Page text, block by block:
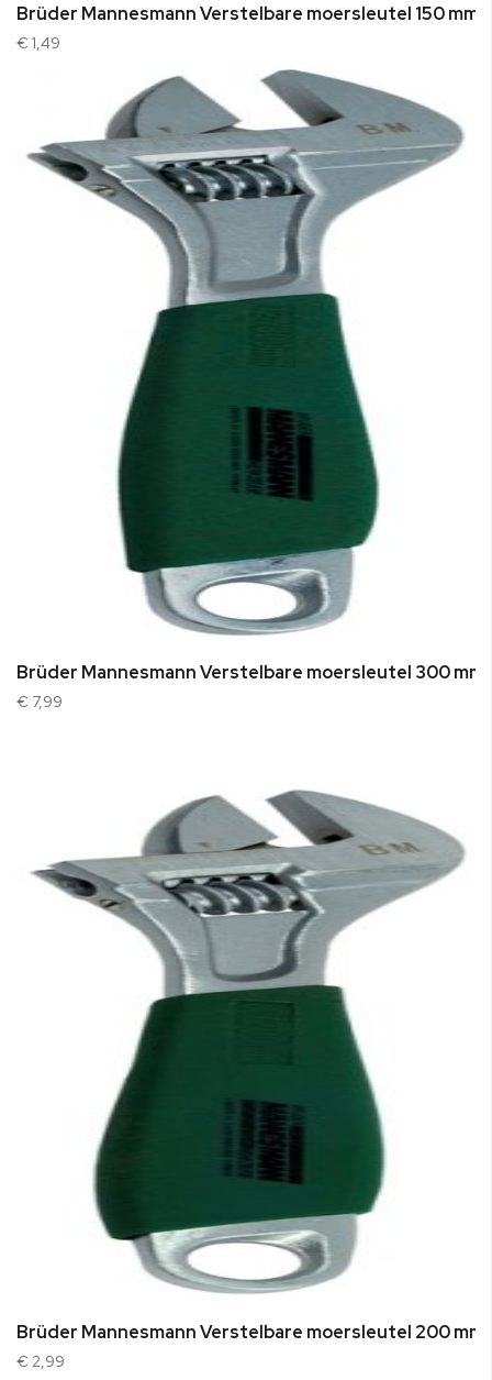
Brüder Mannesmann Verstelbare moersleutel 150 mm
€ 1,49
Brüder Mannesmann Verstelbare moersleutel 300 mm
€ 7,99
Brüder Mannesmann Verstelbare moersleutel 200 mm
€ 2,99